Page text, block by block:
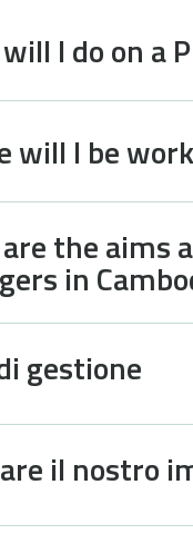
I do on a
will I be
the aims
in
gestione
il nostro